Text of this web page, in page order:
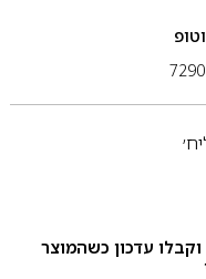
עדכון כשהמוצר